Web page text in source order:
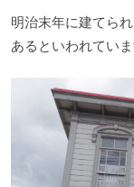
明治末年に建てら
あるといわれていま